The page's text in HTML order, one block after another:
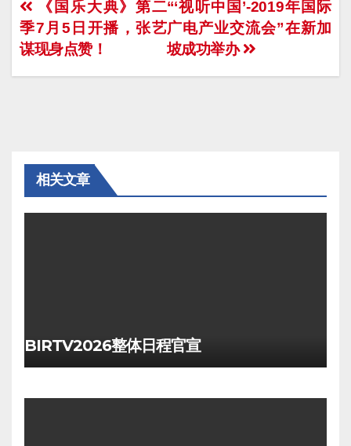
文
章
导
“‘视听中国’-2019年国际
广电产业交流会”在新加
坡成功举办
《国乐大典》第二
季7月5日开播，张艺
谋现身点赞！
相关文章
BIRTV2026整体日程官宣